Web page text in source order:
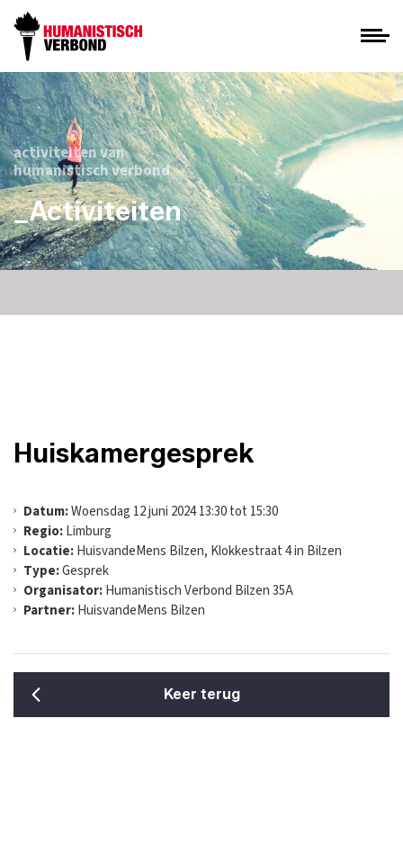
activiteiten van
humanistisch verbond
_Activiteiten
Huiskamergesprek
Datum:Woensdag 12 juni 2024 13:30 tot 15:30
Regio:Limburg
Locatie:HuisvandeMens Bilzen, Klokkestraat 4 in Bilzen
Type:Gesprek
Organisator:Humanistisch Verbond Bilzen 35A
Partner:HuisvandeMens Bilzen
Keer terug